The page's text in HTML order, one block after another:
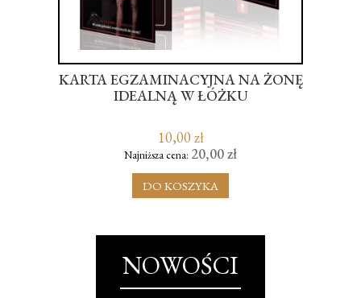
KARTA EGZAMINACYJNA NA ŻONĘ
IDEALNĄ W ŁÓŻKU
10,00 zł
Najniższa cena: 20,00 zł
DO KOSZYKA
NOWOŚCI